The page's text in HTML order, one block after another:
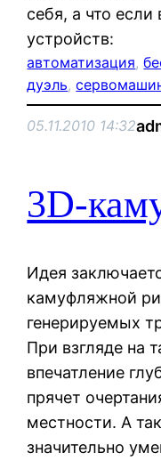
себя, а что если
устройств:
автоматизация,
дуэль,
05.11.2010 14:32
3D-
Идея
камуфляжной
генерируемых
При взгляде на
впечатление
прячет
местности. А
значительно